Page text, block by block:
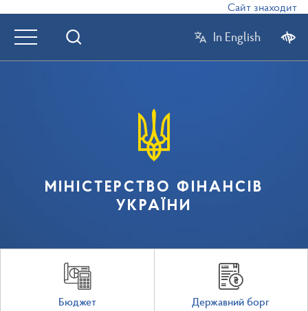
Сайт
In English
МІНІСТЕРСТВО ФІНАНСІВ
УКРАЇНИ
Бюджет Державний борг